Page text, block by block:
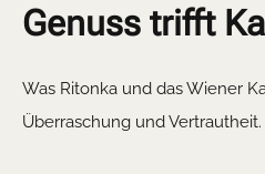
Genuss trifft
Was Ritonka und das Wiener
Überraschung und Vertrautheit.